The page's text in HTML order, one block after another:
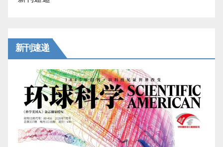
新刊速递